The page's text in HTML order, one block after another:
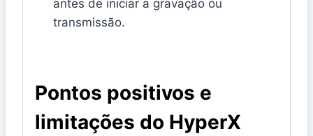
antes de iniciar a gravação ou
transmissão.
Pontos positivos e
limitações do HyperX